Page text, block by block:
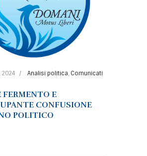
2024 Analisi politica Comunicati
FERMENTO E
CONFUSIONE
POLITICO